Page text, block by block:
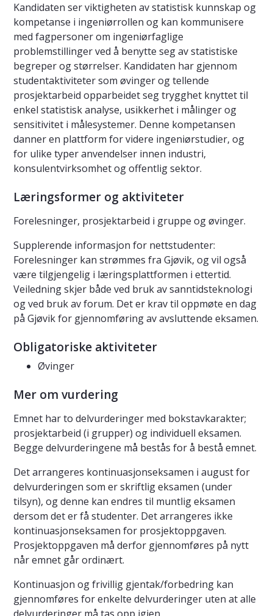
Kandidaten ser viktigheten av statistisk kunnskap og
kompetanse i ingeniørrollen og kan kommunisere
med fagpersoner om ingeniørfaglige
problemstillinger ved å benytte seg av statistiske
begreper og størrelser. Kandidaten har gjennom
studentaktiviteter som øvinger og tellende
prosjektarbeid opparbeidet seg trygghet knyttet til
enkel statistisk analyse, usikkerhet i målinger og
sensitivitet i målesystemer. Denne kompetansen
danner en plattform for videre ingeniørstudier, og
for ulike typer anvendelser innen industri,
konsulentvirksomhet og offentlig sektor.
Læringsformer og aktiviteter
Forelesninger, prosjektarbeid i gruppe og øvinger.
Supplerende informasjon for nettstudenter:
Forelesninger kan strømmes fra Gjøvik, og vil også
være tilgjengelig i læringsplattformen i ettertid.
Veiledning skjer både ved bruk av sanntidsteknologi
og ved bruk av forum. Det er krav til oppmøte en dag
på Gjøvik for gjennomføring av avsluttende eksamen.
Obligatoriske aktiviteter
Øvinger
Mer om vurdering
Emnet har to delvurderinger med bokstavkarakter;
prosjektarbeid (i grupper) og individuell eksamen.
Begge delvurderingene må bestås for å bestå emnet.
Det arrangeres kontinuasjonseksamen i august for
delvurderingen som er skriftlig eksamen (under
tilsyn), og denne kan endres til muntlig eksamen
dersom det er få studenter. Det arrangeres ikke
kontinuasjonseksamen for prosjektoppgaven.
Prosjektoppgaven må derfor gjennomføres på nytt
når emnet går ordinært.
Kontinuasjon og frivillig gjentak/forbedring kan
gjennomføres for enkelte delvurderinger uten at alle